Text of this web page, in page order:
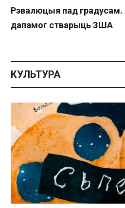
Рэвалюцыя пад градусам.
дапамог стварыць ЗША
КУЛЬТУРА